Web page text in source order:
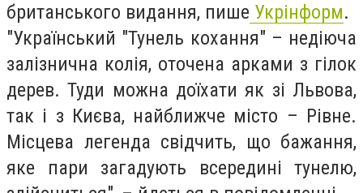
британського видання, пише Укрінформ.
"Український "Тунель кохання" – недіюча
залізнична колія, оточена арками з гілок
дерев. Туди можна доїхати як зі Львова,
так і з Києва, найближче місто – Рівне.
Місцева легенда свідчить, що бажання,
яке пари загадують всередині тунелю,